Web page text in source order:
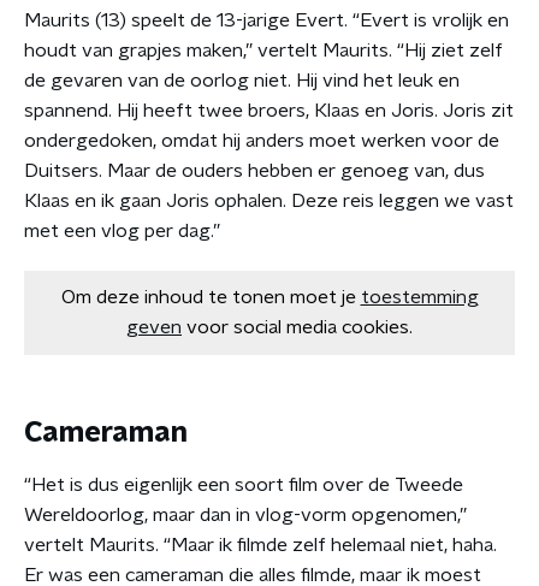
Maurits (13) speelt de 13-jarige Evert. “Evert is vrolijk en
houdt van grapjes maken,” vertelt Maurits. “Hij ziet zelf
de gevaren van de oorlog niet. Hij vind het leuk en
spannend. Hij heeft twee broers, Klaas en Joris. Joris zit
ondergedoken, omdat hij anders moet werken voor de
Duitsers. Maar de ouders hebben er genoeg van, dus
Klaas en ik gaan Joris ophalen. Deze reis leggen we vast
met een vlog per dag.”
Om deze inhoud te tonen moet je toestemming
geven voor social media cookies.
Cameraman
“Het is dus eigenlijk een soort film over de Tweede
Wereldoorlog, maar dan in vlog-vorm opgenomen,”
vertelt Maurits. “Maar ik filmde zelf helemaal niet, haha.
Er was een cameraman die alles filmde, maar ik moest